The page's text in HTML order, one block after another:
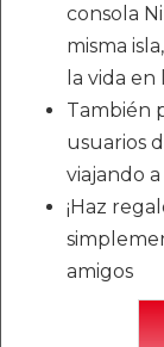
consola
misma
la vida
También
usuarios
viajando
¡Haz
amigos